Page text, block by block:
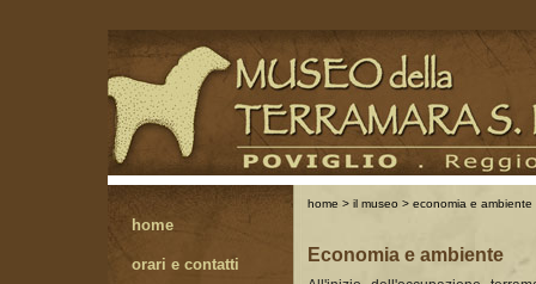
home > il museo > economia e ambiente
Economia e ambiente
home
orari e contatti